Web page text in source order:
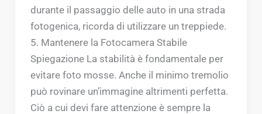
durante il passaggio delle auto in una strada
fotogenica, ricorda di utilizzare un treppiede.
5. Mantenere la Fotocamera Stabile
Spiegazione La stabilità è fondamentale per
evitare foto mosse. Anche il minimo tremolio
può rovinare un’immagine altrimenti perfetta.
Ciò a cui devi fare attenzione è sempre la